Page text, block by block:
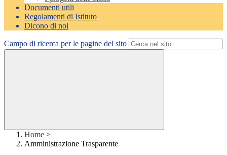
Documenti utili
Regolamenti di Istituto
Dicono di noi
Campo di ricerca per le pagine del sito
Home >
Amministrazione Trasparente